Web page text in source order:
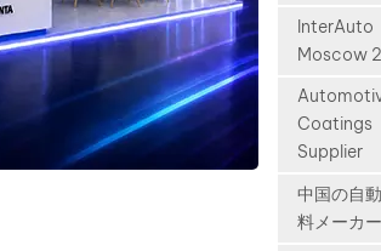
essential.
of
Over the
years,
have
major
China, is
to
2026, one
important
automotive
InterAuto
Moscow
Coatings
Supplier
中国の自
料メーカー